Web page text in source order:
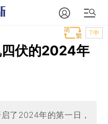
T中
伏的2024年
了2024年的第一日，